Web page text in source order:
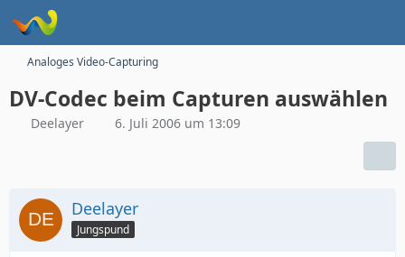
Analoges Video-Capturing
DV-Codec beim Capturen auswählen
Deelayer 6. Juli 2006 um 13:09
Deelayer
Jungspund